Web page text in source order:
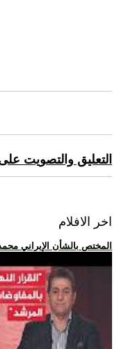
التعليق والتصويت
اخر الافلام
.. المختص بالشأن الإيراني